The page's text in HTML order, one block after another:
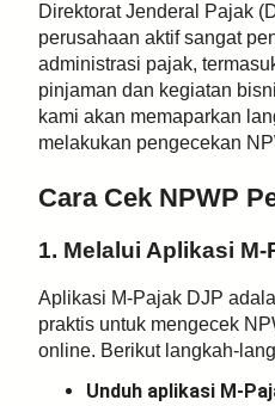
Direktorat Jenderal Pajak
perusahaan aktif sangat
administrasi pajak,
pinjaman dan kegiatan
kami akan memaparkan
melakukan pengecekan
Cara Cek NPWP
1. Melalui Aplikasi M-
Aplikasi M-Pajak DJP
praktis untuk mengecek
online. Berikut langkah-
Unduh aplikasi M-